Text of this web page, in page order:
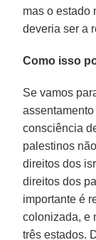
mas o estado
deveria ser a
Como isso
Se vamos
consciência
palestinos
direitos dos
direitos dos
importante é
colonizada, e
três estados.